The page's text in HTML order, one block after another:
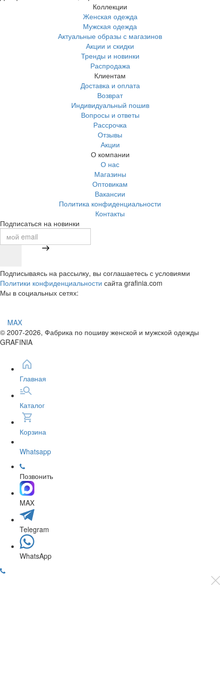
Коллекции
Женская одежда
Мужская одежда
Актуальные образы с магазинов
Акции и скидки
Тренды и новинки
Распродажа
Клиентам
Доставка и оплата
Возврат
Индивидуальный пошив
Вопросы и ответы
Рассрочка
Отзывы
Акции
О компании
О нас
Магазины
Оптовикам
Вакансии
Политика конфиденциальности
Контакты
Подписаться на новинки
Подписываясь на рассылку, вы соглашаетесь с условиями
Политики конфиденциальности сайта grafinia.com
Мы в социальных сетях:
MAX
© 2007-2026, Фабрика по пошиву женской и мужской одежды
GRAFINIA
Главная
Каталог
Корзина
Whatsapp
Позвонить
MAX
Telegram
WhatsApp